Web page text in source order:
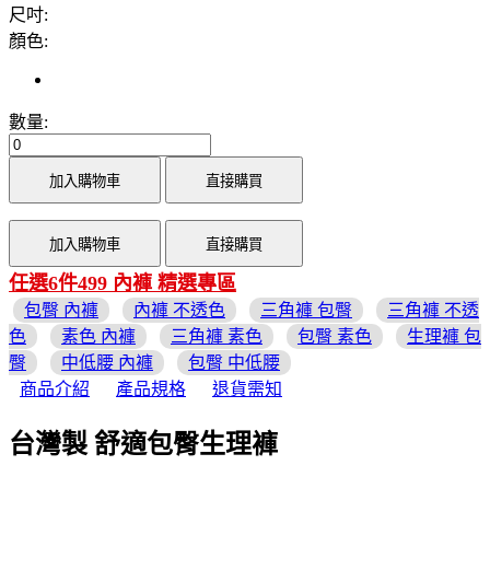
尺吋:
顏色:
數量:
加入購物車 直接購買
加入購物車 直接購買
任選6件499 內褲 精選專區
包臀 內褲 內褲 不透色 三角褲 包臀
三角褲 不透
色
素色 內褲 三角褲 素色 包臀 素色
生理褲 包
臀
中低腰 內褲
包臀 中低腰
商品介紹
產品規格 退貨需知
台灣製 舒適包臀生理褲